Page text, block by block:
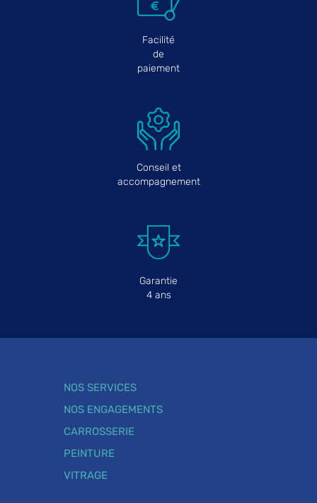
Facilité
de
paiement
Conseil et
accompagnement
Garantie
4 ans
NOS SERVICES
NOS ENGAGEMENTS
CARROSSERIE
PEINTURE
VITRAGE